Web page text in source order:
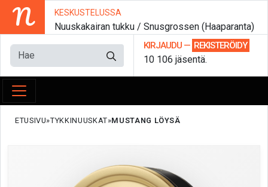
N KESKUSTELUSSA
Nuuskakairan tukku / Snusgrossen (Haaparanta)
KIRJAUDU — REKISTERÖIDY
10 106 jäsentä.
ETUSIVU TYKKINUUSKAT MUSTANG LÖYSÄ